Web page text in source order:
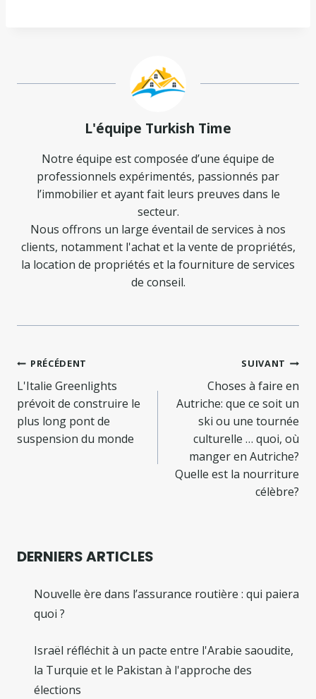
L'équipe Turkish Time
Notre équipe est composée d’une équipe de
professionnels expérimentés, passionnés par
l’immobilier et ayant fait leurs preuves dans le
secteur.
Nous offrons un large éventail de services à nos
clients, notamment l'achat et la vente de propriétés,
la location de propriétés et la fourniture de services
de conseil.
Navigation
de
l’article
PRÉCÉDENT
L'Italie Greenlights
prévoit de construire le
plus long pont de
suspension du monde
SUIVANT
Choses à faire en
Autriche: que ce soit un
ski ou une tournée
culturelle … quoi, où
manger en Autriche?
Quelle est la nourriture
célèbre?
DERNIERS ARTICLES
Nouvelle ère dans l’assurance routière : qui paiera
quoi ?
Israël réfléchit à un pacte entre l'Arabie saoudite,
la Turquie et le Pakistan à l'approche des
élections